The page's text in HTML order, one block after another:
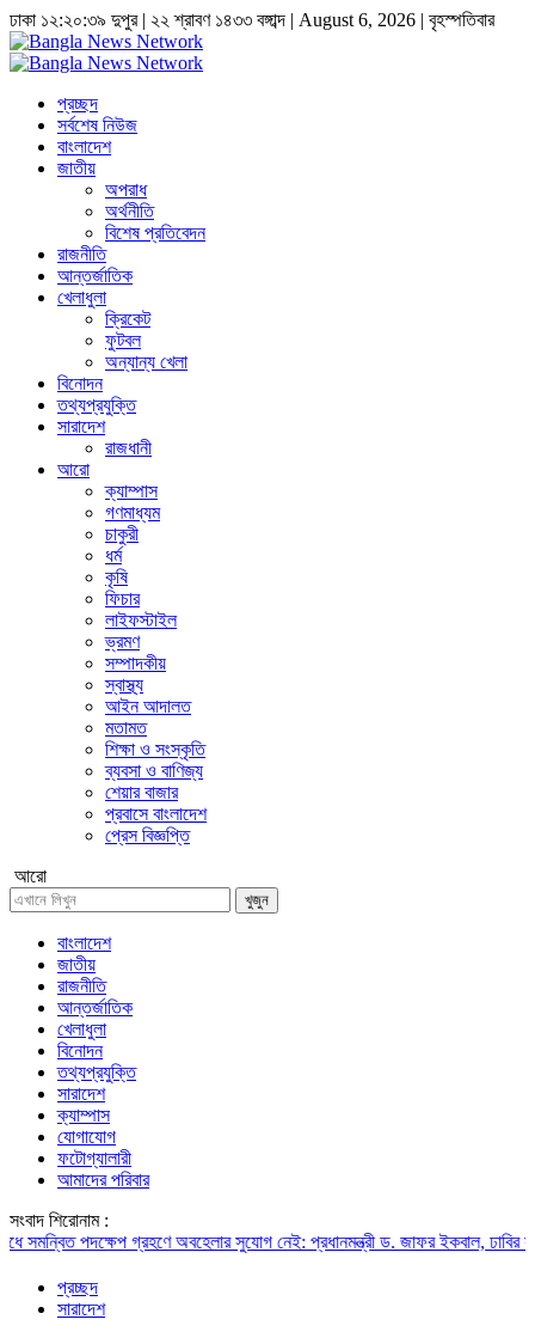
ঢাকা ১২:২০:৪০ দুপুর| ২২ শ্রাবণ ১৪৩৩ বঙ্গাব্দ | August 6, 2026 | বৃহস্পতিবার
প্রচ্ছদ
সর্বশেষ নিউজ
বাংলাদেশ
জাতীয়
অপরাধ
অর্থনীতি
বিশেষ প্রতিবেদন
রাজনীতি
আন্তর্জাতিক
খেলাধুলা
ক্রিকেট
ফুটবল
অন্যান্য খেলা
বিনোদন
তথ্যপ্রযুক্তি
সারাদেশ
রাজধানী
আরো
ক্যাম্পাস
গণমাধ্যম
চাকুরী
ধর্ম
কৃষি
ফিচার
লাইফস্টাইল
ভ্রমণ
সম্পাদকীয়
স্বাস্থ্য
আইন আদালত
মতামত
শিক্ষা ও সংস্কৃতি
ব্যবসা ও বাণিজ্য
শেয়ার বাজার
প্রবাসে বাংলাদেশ
প্রেস বিজ্ঞপ্তি
আরো
খুজুন
বাংলাদেশ
জাতীয়
রাজনীতি
আন্তর্জাতিক
খেলাধুলা
বিনোদন
তথ্যপ্রযুক্তি
সারাদেশ
ক্যাম্পাস
যোগাযোগ
ফটোগ্যালারী
আমাদের পরিবার
সংবাদ শিরোনাম :
পদক্ষেপ গ্রহণে অবহেলার সুযোগ নেই: প্রধানমন্ত্রীড. জাফর ইকবাল, ঢাবির সাবেক
প্রচ্ছদ
সারাদেশ